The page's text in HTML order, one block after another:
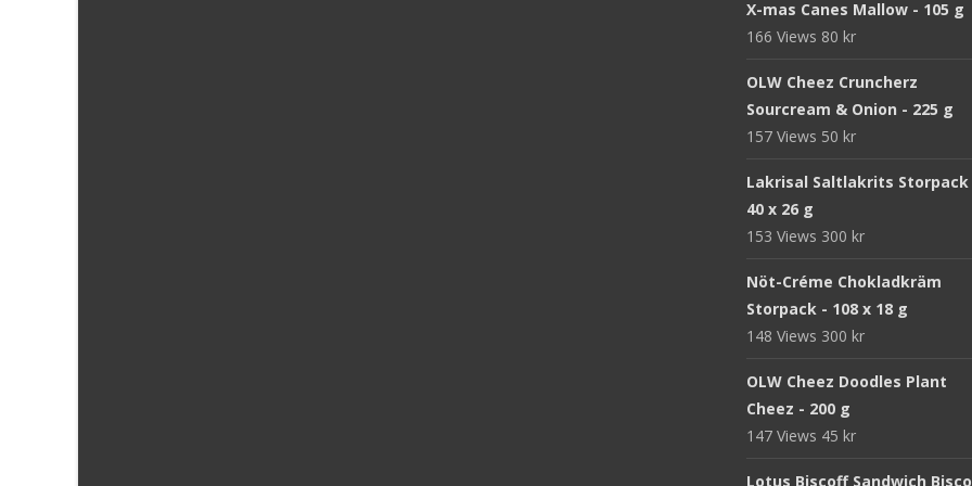
X-mas Canes Mallow - 105 g
166 Views 80 kr
OLW Cheez Cruncherz
Sourcream & Onion - 225 g
157 Views 50 kr
Lakrisal Saltlakrits Storpack
40 x 26 g
153 Views 300 kr
Nöt-Créme Chokladkräm
Storpack - 108 x 18 g
148 Views 300 kr
OLW Cheez Doodles Plant
Cheez - 200 g
147 Views 45 kr
Lotus Biscoff Sandwich